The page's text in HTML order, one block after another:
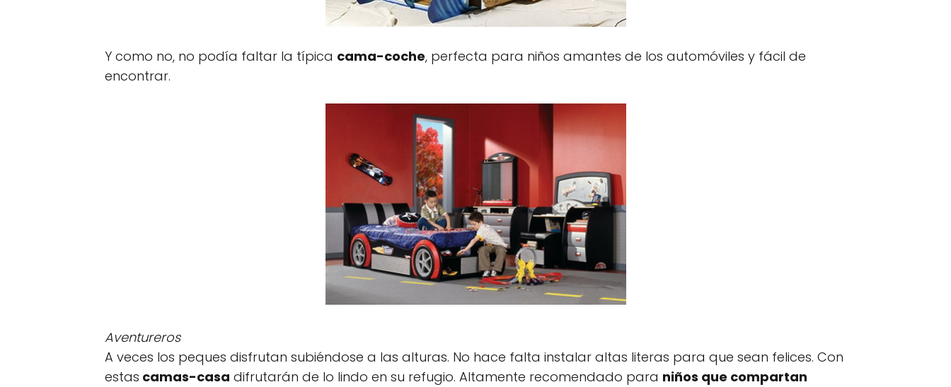
Y como no, no podía faltar la típica cama-coche, perfecta para niños amantes de los automóviles y fácil de
encontrar.
Aventureros
A veces los peques disfrutan subiéndose a las alturas. No hace falta instalar altas literas para que sean felices. Con
estas camas-casa difrutarán de lo lindo en su refugio. Altamente recomendado para niños que compartan